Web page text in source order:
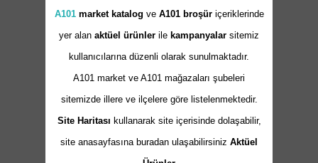
A101 market katalog ve A101 broşüriçeriklerinde
yer alan aktüel ürünler ile kampanyalar sitemiz
kullanıcılarına düzenli olarak sunulmaktadır.
A101 market ve A101 mağazaları şubeleri
sitemizde illere ve ilçelere göre listelenmektedir.
Site Haritası kullanarak site içerisinde dolaşabilir,
site anasayfasına buradan ulaşabilirsiniz Aktüel